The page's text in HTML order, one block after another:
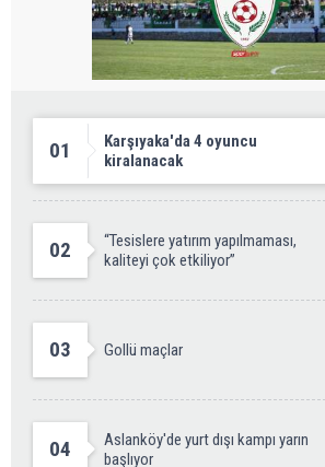
01
Karşıyaka'da 4 oyuncu
kiralanacak
02
“Tesislere yatırım yapılmaması,
kaliteyi çok etkiliyor”
03 Gollü maçlar
04
Aslanköy'de yurt dışı kampı yarın
başlıyor